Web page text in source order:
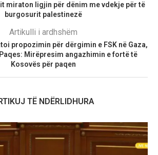
miraton ligjin për dënim me vdekje për të
burgosurit palestinezë
Artikulli i ardhshëm
propozimin për dërgimin e FSK në Gaza,
Mirëpresim angazhimin e fortë të
Kosovës për paqen
TË NDËRLIDHURA